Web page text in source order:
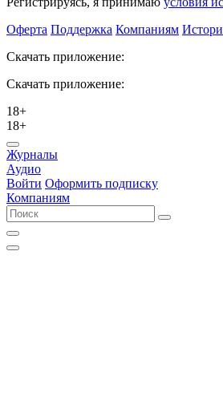
Оферта Поддержка Компаниям
Скачать приложение:
Скачать приложение:
18+
18+
Журналы
Аудио
Войти Оформить подписку
Компаниям